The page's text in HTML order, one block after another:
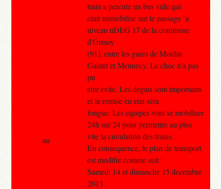
train a percute un bus vide qui
etait immobilise sur le passage `a
niveau nDEG 17 de la commune
d'Ormoy
(91), entre les gares de Moulin
Galant et Mennecy. Le choc n'a pas
pu
etre evite. Les degats sont importants
et la remise en etat sera
longue. Les equipes vont se mobiliser
24h sur 24 pour permettre au plus
vite la circulation des trains.
En consequence, le plan de transport
est modifie comme suit :
Samedi 14 et dimanche 15 decembre
2013
au